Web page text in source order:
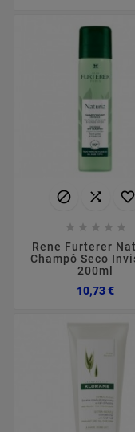
  
    
Rene Furterer
Champô Seco
200ml
10,73 €